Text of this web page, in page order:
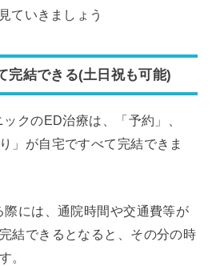
ていきましょう
結できる(土日祝も可能)
クのED治療は、「予約」、
」が自宅ですべて完結できま
には、通院時間や交通費等が
結できるとなると、その分の時
。